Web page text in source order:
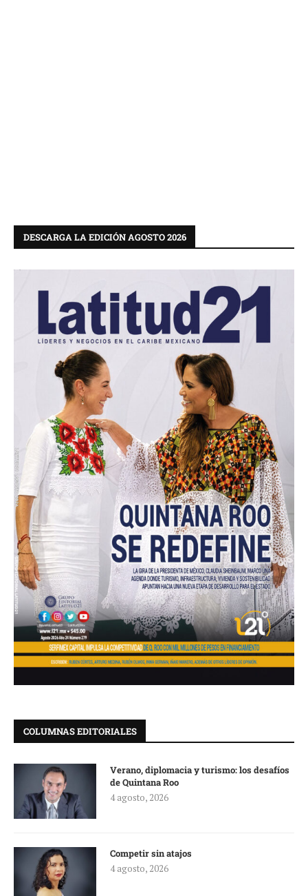
DESCARGA LA EDICIÓN AGOSTO 2026
COLUMNAS EDITORIALES
Verano, diplomacia y turismo: los desafíos
de Quintana Roo
4 agosto, 2026
Competir sin atajos
4 agosto, 2026